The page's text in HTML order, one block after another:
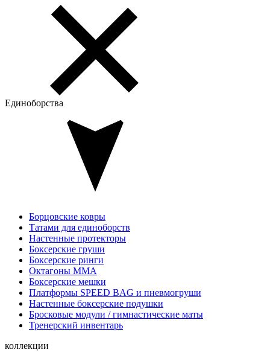
Единоборства
Борцовские ковры
Татами для единоборств
Настенные протекторы
Боксерские груши
Боксерские ринги
Октагоны MMA
Боксерские мешки
Платформы SPEED BAG и пневмогруши
Настенные боксерские подушки
Бросковые модули / гимнастические маты
Тренерский инвентарь
коллекции